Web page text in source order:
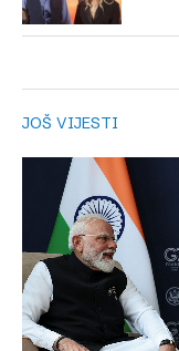
JOŠ VIJESTI